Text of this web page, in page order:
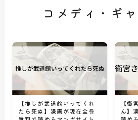
コメディ・ギ
【推しが武道館いってくれ
たら死ぬ】漫画が現在全巻
【衛
ん】